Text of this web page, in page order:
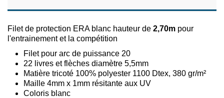
Filet de protection ERA blanc hauteur de 2,70m pour
l'entrainement et la compétition
Filet pour arc de puissance 20
22 livres et flèches diamètre 5,5mm
Matière tricoté 100% polyester 1100 Dtex, 380 gr/m²
Maille 4mm x 1mm résitante aux UV
Coloris blanc